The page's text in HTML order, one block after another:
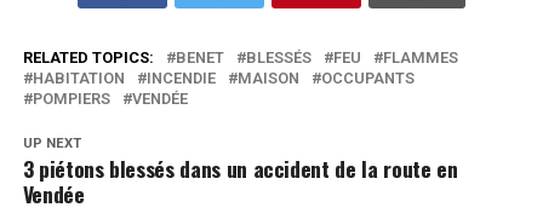
RELATED TOPICS: BENET BLESSÉS FEU
FLAMMES
HABITATION
INCENDIE MAISON
OCCUPANTS
POMPIERS
VENDÉE
UP NEXT
3 piétons blessés dans un accident de la route en
Vendée